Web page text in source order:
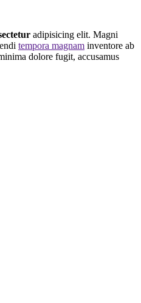
adipisicing elit. Magni
tempora magnam inventore ab
dolore fugit, accusamus